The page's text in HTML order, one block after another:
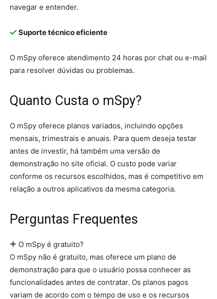
navegar e entender.
Suporte técnico eficiente
O mSpy oferece atendimento 24 horas por chat ou e-mail
para resolver dúvidas ou problemas.
Quanto Custa o mSpy?
O mSpy oferece planos variados, incluindo opções
mensais, trimestrais e anuais. Para quem deseja testar
antes de investir, há também uma versão de
demonstração no site oficial. O custo pode variar
conforme os recursos escolhidos, mas é competitivo em
relação a outros aplicativos da mesma categoria.
Perguntas Frequentes
O mSpy é gratuito?
O mSpy não é gratuito, mas oferece um plano de
demonstração para que o usuário possa conhecer as
funcionalidades antes de contratar. Os planos pagos
variam de acordo com o tempo de uso e os recursos